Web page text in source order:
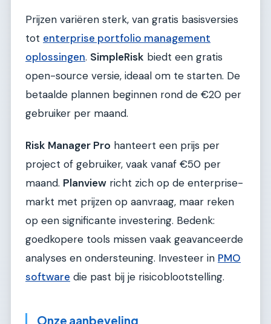
Prijzen variëren sterk, van gratis basisversies
tot enterprise portfolio management
oplossingen. SimpleRisk biedt een gratis
open-source versie, ideaal om te starten. De
betaalde plannen beginnen rond de €20 per
gebruiker per maand.
Risk Manager Pro hanteert een prijs per
project of gebruiker, vaak vanaf €50 per
maand. Planview richt zich op de enterprise-
markt met prijzen op aanvraag, maar reken
op een significante investering. Bedenk:
goedkopere tools missen vaak geavanceerde
analyses en ondersteuning. Investeer in PMO
software die past bij je risicoblootstelling.
Onze aanbeveling